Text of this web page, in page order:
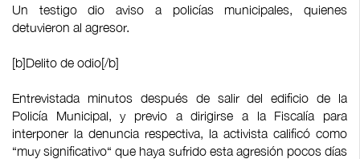
Un testigo dio aviso a policías municipales, quienes
detuvieron al agresor.
[b]Delito de odio[/b]
Entrevistada minutos después de salir del edificio de la
Policía Municipal, y previo a dirigirse a la Fiscalía para
interponer la denuncia respectiva, la activista calificó como
“muy significativo“ que haya sufrido esta agresión pocos días